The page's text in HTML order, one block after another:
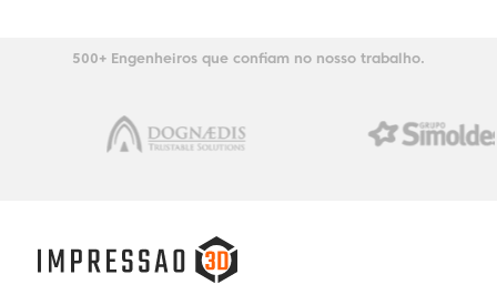
500+ Engenheiros que confiam no nosso trabalho.